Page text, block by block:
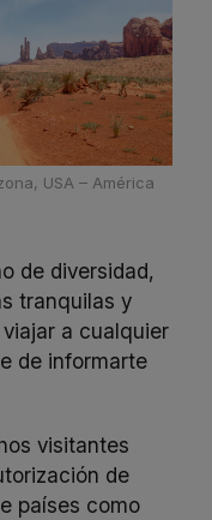
USA – América
de diversidad,
tranquilas y
a cualquier
de informarte
visitantes
de
países como